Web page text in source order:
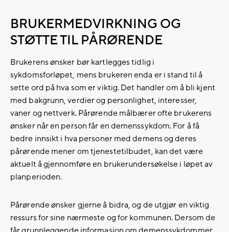
BRUKERMEDVIRKNING OG
STØTTE TIL PÅRØRENDE
Brukerens ønsker bør kartlegges tidlig i
sykdomsforløpet, mens brukeren enda er i stand til å
sette ord på hva som er viktig. Det handler om å bli kjent
med bakgrunn, verdier og personlighet, interesser,
vaner og nettverk. Pårørende målbærer ofte brukerens
ønsker når en person får en demenssykdom. For å få
bedre innsikt i hva personer med demens og deres
pårørende mener om tjenestetilbudet, kan det være
aktuelt å gjennomføre en brukerundersøkelse i løpet av
planperioden.
Pårørende ønsker gjerne å bidra, og de utgjør en viktig
ressurs for sine nærmeste og for kommunen. Dersom de